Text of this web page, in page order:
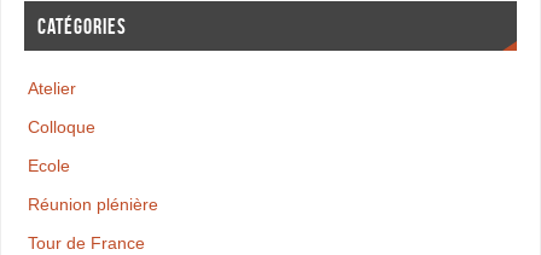
CATÉGORIES
Atelier
Colloque
Ecole
Réunion plénière
Tour de France